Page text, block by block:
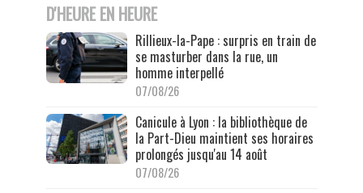
D'HEURE EN HEURE
Rillieux-la-Pape : surpris en train de
se masturber dans la rue, un
homme interpellé
07/08/26
Canicule à Lyon : la bibliothèque de
la Part-Dieu maintient ses horaires
prolongés jusqu'au 14 août
07/08/26